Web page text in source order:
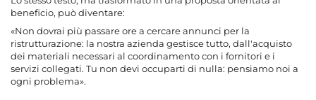
beneficio, può diventare:
«Non dovrai più passare ore a cercare annunci per la
ristrutturazione: la nostra azienda gestisce tutto, dall'acquisto
dei materiali necessari al coordinamento con i fornitori e i
servizi collegati. Tu non devi occuparti di nulla: pensiamo noi a
ogni problema».